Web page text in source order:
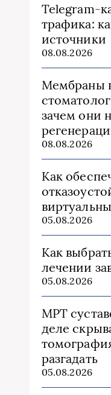
Telegram-
трафика:
источники
08.08.2026
Мембраны
зачем они
08.08.2026
Как
05.08.2026
Как
лечении
05.08.2026
МРТ
деле
разгадать
05.08.2026